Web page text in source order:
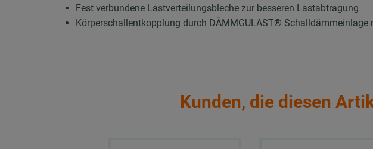
Fest verbundene Lastverteilungsbleche zur besseren Lastabtragung
Körperschallentkopplung durch DÄMMGULAST®
Kunden, die diesen